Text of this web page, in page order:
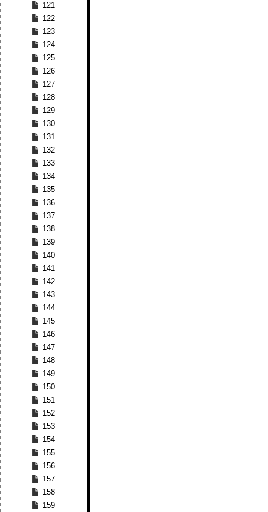
121
122
123
124
125
126
127
128
129
130
131
132
133
134
135
136
137
138
139
140
141
142
143
144
145
146
147
148
149
150
151
152
153
154
155
156
157
158
159